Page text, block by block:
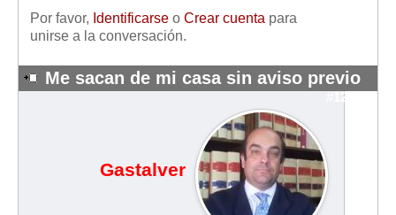
Por favor, Identificarse o Crear cuenta para
unirse a la conversación.
Me sacan de mi casa sin aviso previo
#12600
Gastalver